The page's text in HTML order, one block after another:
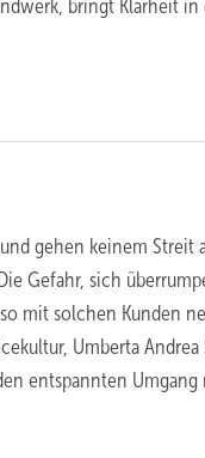
bringt Klarheit
gehen keinem Streit
Gefahr, sich
mit solchen Kunden
Umberta
entspannten Umgang